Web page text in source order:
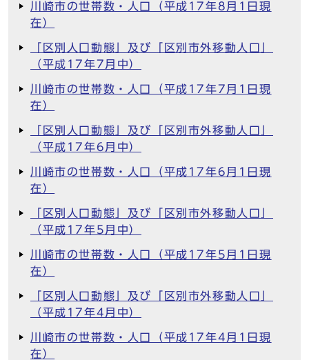
川崎市の世帯数・人口（平成17年8月1日現
在）
「区別人口動態」及び「区別市外移動人口」
（平成17年7月中）
川崎市の世帯数・人口（平成17年7月1日現
在）
「区別人口動態」及び「区別市外移動人口」
（平成17年6月中）
川崎市の世帯数・人口（平成17年6月1日現
在）
「区別人口動態」及び「区別市外移動人口」
（平成17年5月中）
川崎市の世帯数・人口（平成17年5月1日現
在）
「区別人口動態」及び「区別市外移動人口」
（平成17年4月中）
川崎市の世帯数・人口（平成17年4月1日現
在）